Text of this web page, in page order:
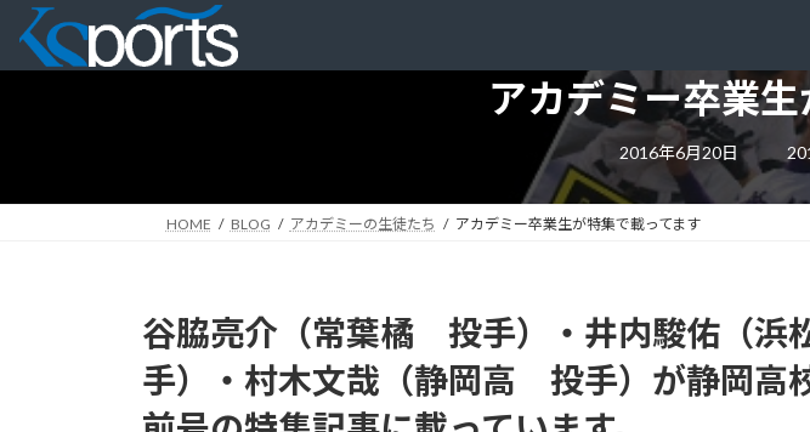
テ
ゲ
アカデミー卒業
2016年6月20日
最
終
更
新
日
HOME BLOG アカデミーの生徒たち アカデミー卒業生が特集で載ってます
谷脇亮介（常葉橘 投手）・井内駿佑（
手）・村木文哉（静岡高 投手）が静岡高